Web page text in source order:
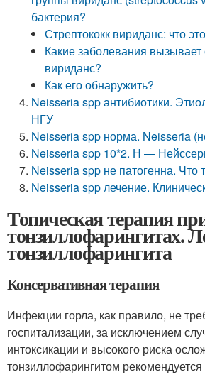
бактерия?
Стрептококк вириданс: что
Какие заболевания вызывает
вириданс?
Как его обнаружить?
Neisseria spp антибиотики.
НГУ
Neisseria spp норма. Neisseria
Neisseria spp 10*2. Н —
Neisseria spp не патогенна. Что
Neisseria spp лечение.
Топическая терапия
тонзиллофарингитах.
тонзиллофарингита
Консервативная терапия
Инфекции горла, как правило, не
госпитализации, за исключением
интоксикации и высокого риска
тонзиллофарингитом